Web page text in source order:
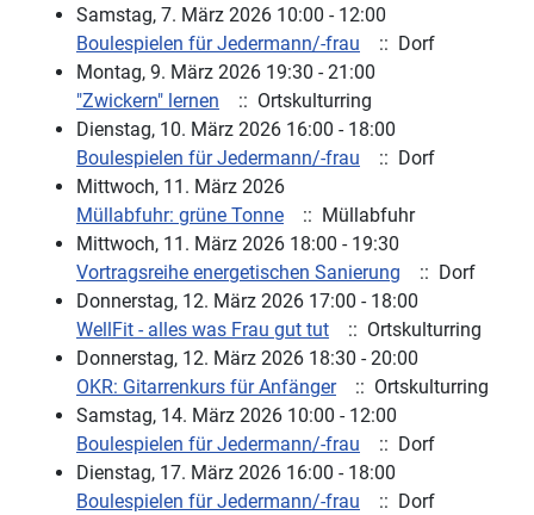
Samstag, 7. März 2026 10:00 - 12:00
Boulespielen für Jedermann/-frau
:: Dorf
Montag, 9. März 2026 19:30 - 21:00
"Zwickern" lernen
:: Ortskulturring
Dienstag, 10. März 2026 16:00 - 18:00
Boulespielen für Jedermann/-frau
:: Dorf
Mittwoch, 11. März 2026
Müllabfuhr: grüne Tonne
:: Müllabfuhr
Mittwoch, 11. März 2026 18:00 - 19:30
Vortragsreihe energetischen Sanierung
:: Dorf
Donnerstag, 12. März 2026 17:00 - 18:00
WellFit - alles was Frau gut tut
:: Ortskulturring
Donnerstag, 12. März 2026 18:30 - 20:00
OKR: Gitarrenkurs für Anfänger
:: Ortskulturring
Samstag, 14. März 2026 10:00 - 12:00
Boulespielen für Jedermann/-frau
:: Dorf
Dienstag, 17. März 2026 16:00 - 18:00
Boulespielen für Jedermann/-frau
:: Dorf